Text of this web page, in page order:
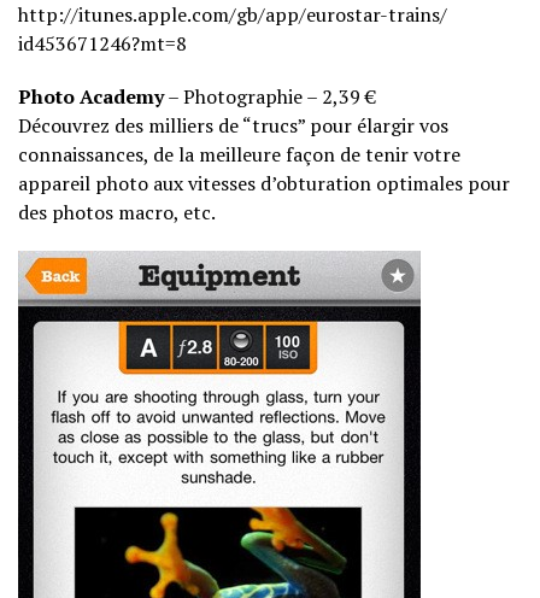
http://itunes.apple.com/gb/app/eurostar-trains/
id453671246?mt=8
Photo Academy– Photographie – 2,39 €
Découvrez des milliers de “trucs” pour élargir vos
connaissances, de la meilleure façon de tenir votre
appareil photo aux vitesses d’obturation optimales pour
des photos macro, etc.